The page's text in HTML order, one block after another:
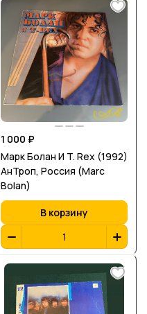
1 000 ₽
Марк Болан И T. Rex (1992)
АнТроп, Россия (Marc
Bolan)
В корзину